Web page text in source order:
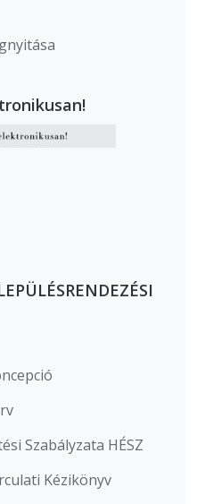
Szabályzata HÉSZ
Kézikönyv